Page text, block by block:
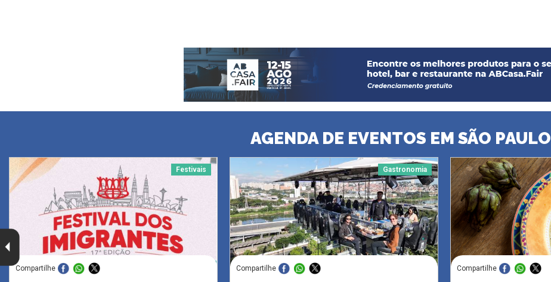
AGENDA DE EVENTOS EM SÃO PAULO
Festivais
Compartilhe
Gastronomia
Compartilhe Compartilhe